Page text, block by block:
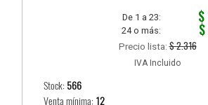
De 1 a 23: $
24 o más:
Precio lista:$ 2.316
IVA Incluido
Stock: 566
Venta mínima: 12